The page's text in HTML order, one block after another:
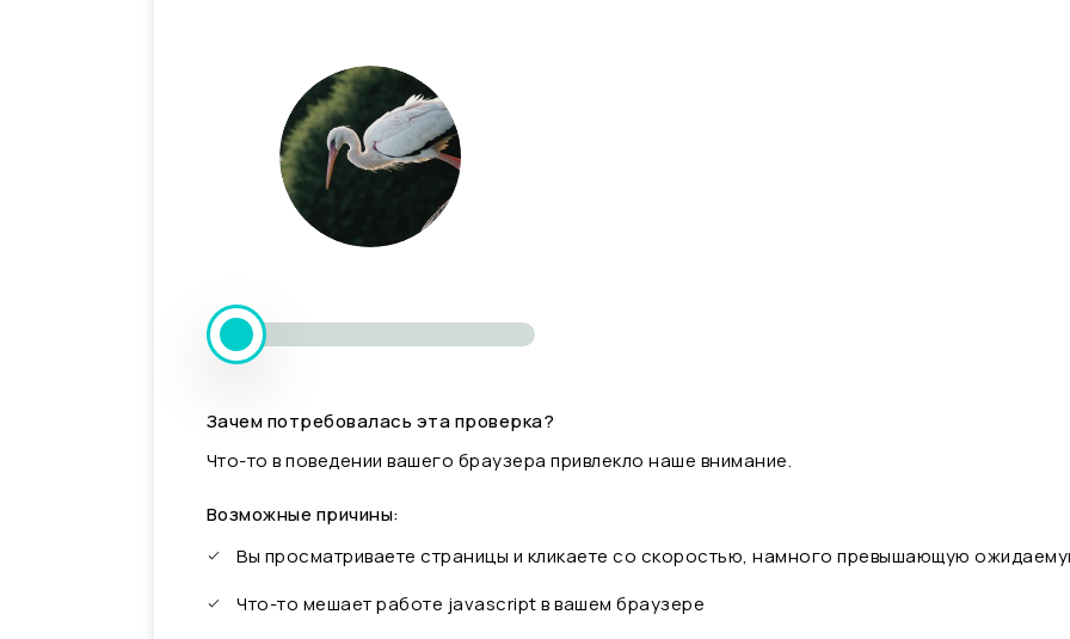
Зачем потребовалась эта проверка?
Что-то в поведении вашего браузера привлекло наше внимание.
Возможные причины:
Вы просматриваете страницы и кликаете со скоростью, намного превышающую
Что-то мешает работе javascript в вашем браузере